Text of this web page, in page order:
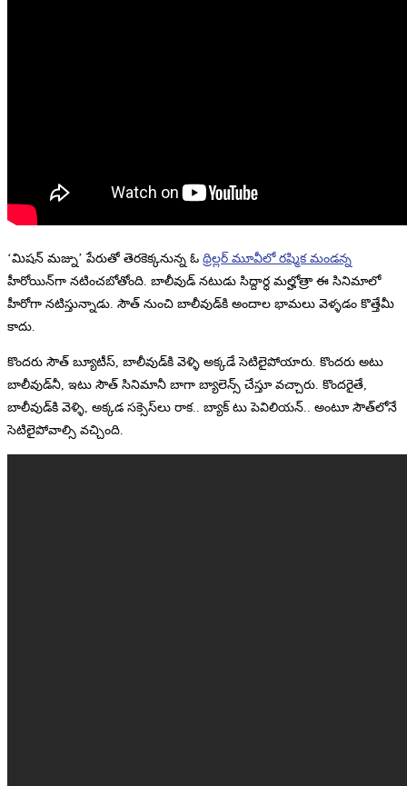
‘మిషన్‌ మజ్ను’ పేరుతో తెరకెక్కనున్న ఓ థ్రిల్లర్‌ మూవీలో రష్మిక మండన్న
హీరోయిన్‌గా నటించబోతోంది. బాలీవుడ్‌ నటుడు సిద్దార్ధ మల్హోత్రా ఈ సినిమాలో
హీరోగా నటిస్తున్నాడు. సౌత్‌ నుంచి బాలీవుడ్‌కి అందాల భామలు వెళ్ళడం కొత్తేమీ
కాదు.
కొందరు సౌత్‌ బ్యూటీస్‌, బాలీవుడ్‌కి వెళ్ళి అక్కడే సెటిలైపోయారు. కొందరు అటు
బాలీవుడ్‌నీ, ఇటు సౌత్‌ సినిమానీ బాగా బ్యాలెన్స్‌ చేస్తూ వచ్చారు. కొందరైతే,
బాలీవుడ్‌కి వెళ్ళి, అక్కడ సక్సెస్‌లు రాక.. బ్యాక్‌ టు పెవిలియన్‌.. అంటూ సౌత్‌లోనే
సెటిలైపోవాల్సి వచ్చింది.